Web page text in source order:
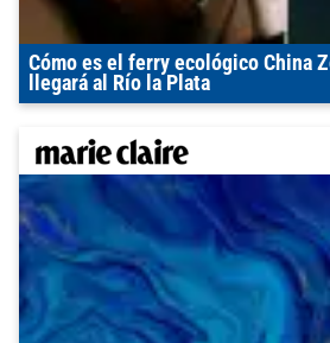
Cómo es el ferry ecológico China
llegará al Río la Plata